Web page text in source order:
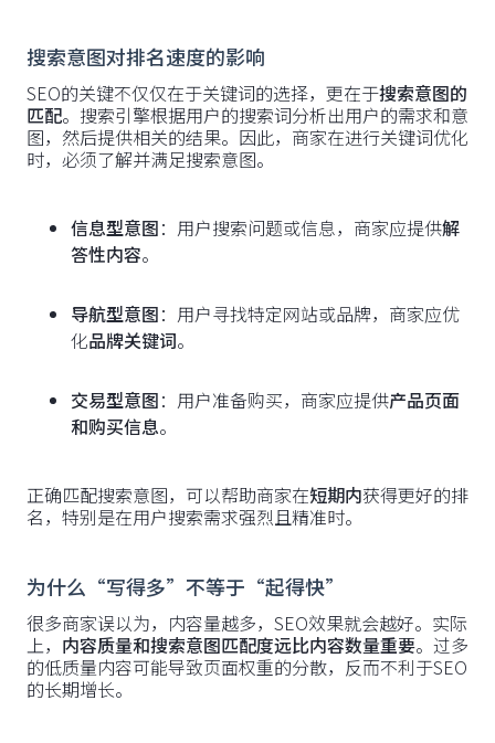
搜索意图对排名速度的影响
SEO的关键不仅仅在于关键词的选择，更在于搜索意图的
匹配。搜索引擎根据用户的搜索词分析出用户的需求和意
图，然后提供相关的结果。因此，商家在进行关键词优化
时，必须了解并满足搜索意图。
信息型意图：用户搜索问题或信息，商家应提供解
答性内容。
导航型意图：用户寻找特定网站或品牌，商家应优
化品牌关键词。
交易型意图：用户准备购买，商家应提供产品页面
和购买信息。
正确匹配搜索意图，可以帮助商家在短期内获得更好的排
名，特别是在用户搜索需求强烈且精准时。
为什么“写得多”不等于“起得快”
很多商家误以为，内容量越多，SEO效果就会越好。实际
上， 内容质量和搜索意图匹配度远比内容数量重要。过多
的低质量内容可能导致页面权重的分散，反而不利于SEO
的长期增长。